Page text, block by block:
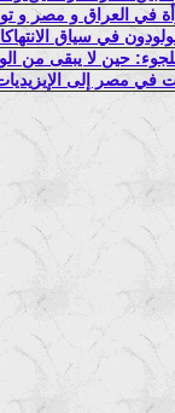
في العراق و مصر و
في سياق
في مصر إلى